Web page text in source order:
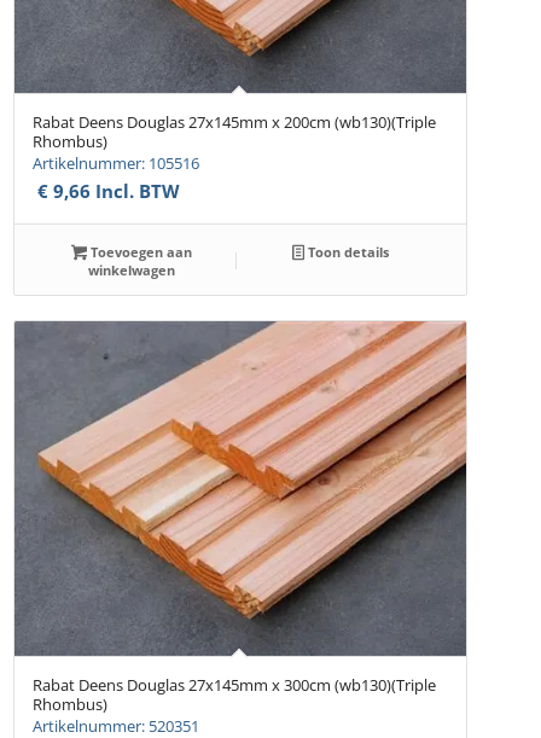
Rabat Deens Douglas 27x145mm x 200cm (wb130)(Triple
Rhombus)
Artikelnummer: 105516
€ 9,66 Incl. BTW
Toevoegen aan
winkelwagen
Toon details
Rabat Deens Douglas 27x145mm x 300cm (wb130)(Triple
Rhombus)
Artikelnummer: 520351